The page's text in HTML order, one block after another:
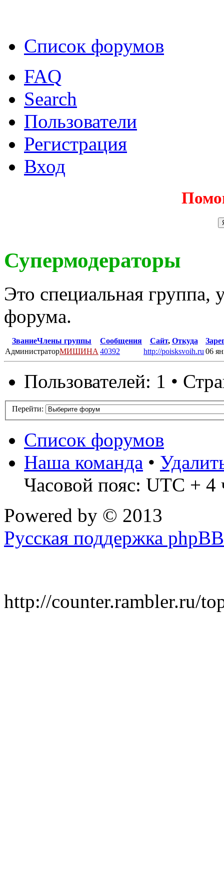
Список форумов
FAQ
Search
Пользователи
Регистрация
Вход
Супермодераторы
Это специальная группа,
форума.
ЗваниеЧлены группы Сообщения Сайт, Откуда
АдминистраторМИШИНА 40392 http://poisksvoih.ru 06
Пользователей: 1 •
Перейти:
Список форумов
Наша команда •
Часовой пояс: UTC + 4
Powered by © 2013
Русская поддержка phpBB
http://counter.rambler.ru/